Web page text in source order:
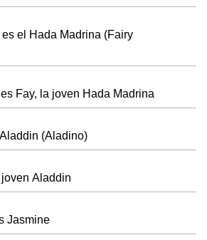
es el Hada Madrina (Fairy
es Fay, la joven Hada Madrina
(Aladino)
Aladdin
Jasmine